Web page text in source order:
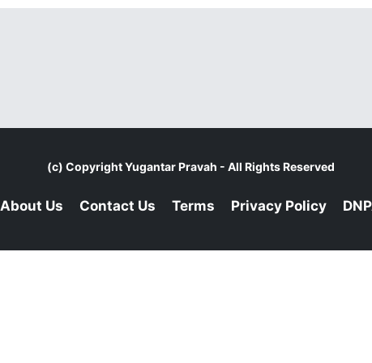
(c) CopyrightYugantar Pravah - All Rights Reserved
About Us Contact Us Terms Privacy Policy